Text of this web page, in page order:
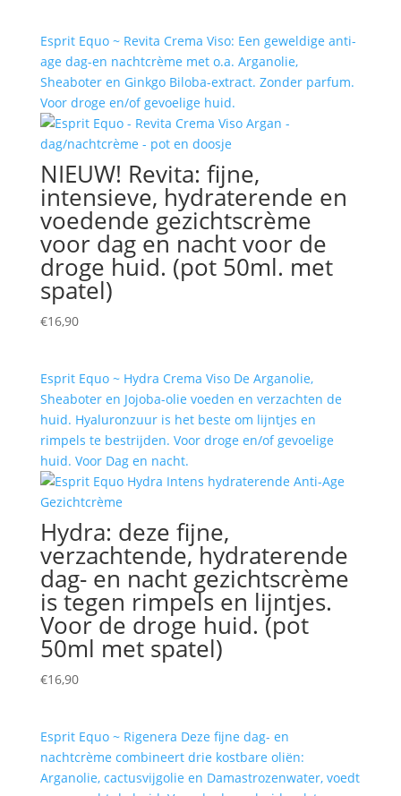
Esprit Equo ~ Revita Crema Viso: Een geweldige anti-
age dag-en nachtcrème met o.a. Arganolie,
Sheaboter en Ginkgo Biloba-extract. Zonder parfum.
Voor droge en/of gevoelige huid.
NIEUW! Revita: fijne,
intensieve, hydraterende en
voedende gezichtscrème
voor dag en nacht voor de
droge huid. (pot 50ml. met
spatel)
€16,90
Esprit Equo ~ Hydra Crema Viso De Arganolie,
Sheaboter en Jojoba-olie voeden en verzachten de
huid. Hyaluronzuur is het beste om lijntjes en
rimpels te bestrijden. Voor droge en/of gevoelige
huid. Voor Dag en nacht.
Hydra: deze fijne,
verzachtende, hydraterende
dag- en nacht gezichtscrème
is tegen rimpels en lijntjes.
Voor de droge huid. (pot
50ml met spatel)
€16,90
Esprit Equo ~ Rigenera Deze fijne dag- en
nachtcrème combineert drie kostbare oliën:
Arganolie, cactusvijgolie en Damastrozenwater, voedt